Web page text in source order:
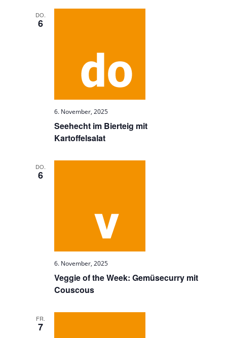
DO.
6
Seehecht im Bierteig mit
Kartoffelsalat
6. November, 2025
DO.
6
Veggie of the Week: Gemüsecurry mit
Couscous
6. November, 2025
FR.
7